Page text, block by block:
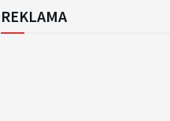
REKLAMA